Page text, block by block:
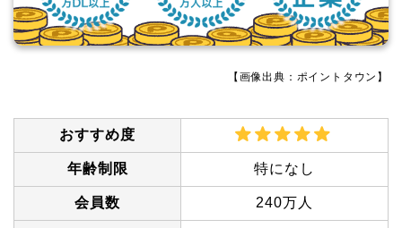
【画像出典：ポイントタウン】
おすすめ度
年齢制限 特になし
会員数 240万人